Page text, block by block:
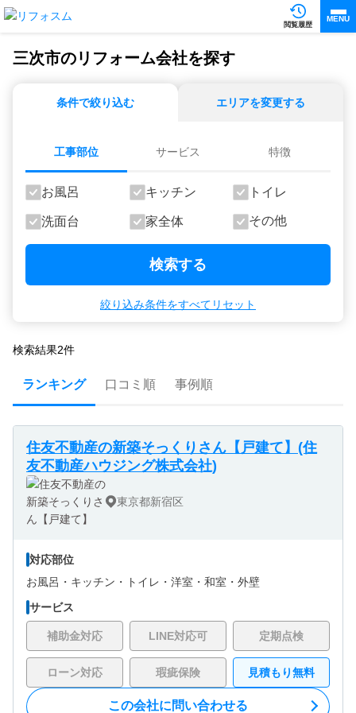
閲覧履歴
MENU
三次市のリフォーム会社を探す
条件で絞り込む エリアを変更する
工事部位 サービス 特徴
お風呂 キッチン トイレ
洗面台 家全体 その他
検索する
絞り込み条件をすべてリセット
検索結果2件
ランキング 口コミ順 事例順
住友不動産の新築そっくりさん【戸建て】(住
友不動産ハウジング株式会社)
東京都新宿区
対応部位
お風呂・ キッチン・ トイレ・ 洋室・ 和室・ 外壁
サービス
補助金対応 LINE対応可 定期点検
ローン対応 瑕疵保険 見積もり無料
この会社に問い合わせる